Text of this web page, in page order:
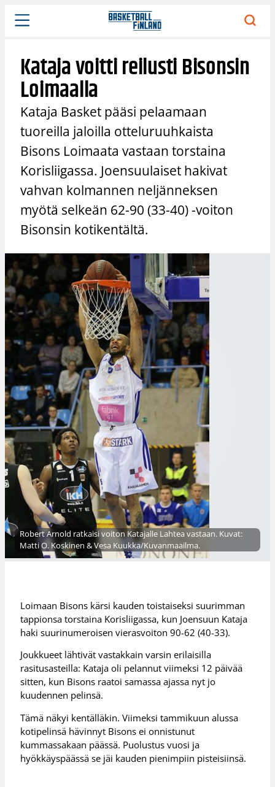
Siirry
sisältöön
Kataja voitti reilusti Bisonsin
Loimaalla
Kataja Basket pääsi pelaamaan
tuoreilla jaloilla otteluruuhkaista
Bisons Loimaata vastaan torstaina
Korisliigassa. Joensuulaiset hakivat
vahvan kolmannen neljänneksen
myötä selkeän 62-90 (33-40) -voiton
Bisonsin kotikentältä.
Robert Arnold ratkaisi voiton Katajalle Lahtea vastaan. Kuvat:
Matti O. Koskinen & Vesa Kuukka/Kuvanmaailma.
Loimaan Bisons kärsi kauden toistaiseksi suurimman
tappionsa torstaina Korisliigassa, kun Joensuun Kataja
haki suurinumeroisen vierasvoiton 90-62 (40-33).
Joukkueet lähtivät vastakkain varsin erilaisilla
rasitusasteilla: Kataja oli pelannut viimeksi 12 päivää
sitten, kun Bisons raatoi samassa ajassa nyt jo
kuudennen pelinsä.
Tämä näkyi kentälläkin. Viimeksi tammikuun alussa
kotipelinsä hävinnyt Bisons ei onnistunut
kummassakaan päässä. Puolustus vuosi ja
hyökkäyspäässä se jäi kauden pienimpiin pisteisiinsä.